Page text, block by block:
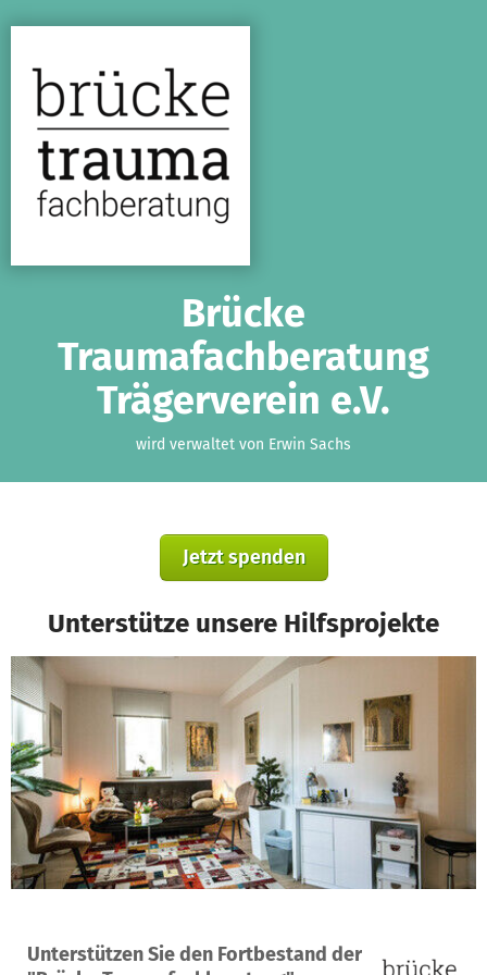
Brücke
Traumafachberatung
Trägerverein e.V.
wird verwaltet von Erwin Sachs
Jetzt spenden
Unterstütze unsere Hilfsprojekte
Unterstützen Sie den Fortbestand der
Ein Projekt in Höchstadt a.d.Aisch, Deutschland